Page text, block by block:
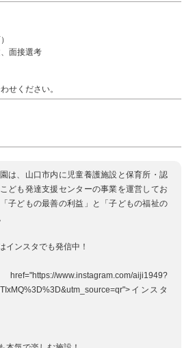
面接選考
せください。
は、山口市内に児童養護施設と保育所・認
ども発達支援センターの事業を運営してお
子どもの最善の利益」と「子どもの福祉の
インスタでも発信中！
aiji1949?
インスタ